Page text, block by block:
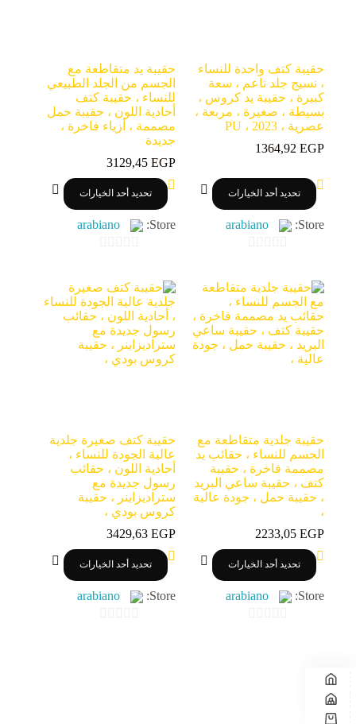
حقيبة كتف واحدة للنساء
، نسيج جلد ناعم ، سعة
كبيرة ، حقيبة يد كروس ،
بسيطة ، صغيرة ، مربعة ،
عصرية ، PU ، 2023
1364,92 EGP
تحديد أحد الخيارات
هناك
العديد
من
الأشكال
يمكن
اختيار
الخيارات
على
صفحة
المنتج
Store:
arabiano
u
t
o
حقيبة يد متقاطعة مع
الجسم من الجلد الطبيعي
للنساء ، حقيبة كتف
أحادية اللون ، حقيبة حمل
مصممة ، أزياء فاخرة ،
جديدة
3129,45 EGP
تحديد أحد الخيارات
هناك
العديد
من
الأشكال
يمكن
اختيار
الخيارات
على
صفحة
المنتج
Store:
arabiano
u
t
o
حقيبة جلدية متقاطعة مع
الجسم للنساء ، حقائب يد
مصممة فاخرة ، حقيبة
كتف ، حقيبة ساعي البريد
، حقيبة حمل ، جودة عالية
،
2233,05 EGP
تحديد أحد الخيارات
هناك
العديد
من
الأشكال
Store:
arabiano
حقيبة كتف صغيرة جلدية
عالية الجودة للنساء ،
أحادية اللون ، حقائب
رسول جديدة مع
ستراديزاينر ، حقيبة
كروس بودي ،
3429,63 EGP
تحديد أحد الخيارات
هناك
العديد
من
الأشكال
Store:
arabiano